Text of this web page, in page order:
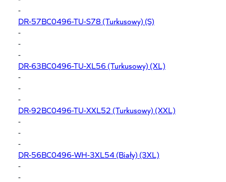
-
DR-57BC0496-TU-S78(Turkusowy) (S)
-
-
-
DR-63BC0496-TU-XL56 (Turkusowy) (XL)
-
-
-
DR-92BC0496-TU-XXL52 (Turkusowy) (XXL)
-
-
-
DR-56BC0496-WH-3XL54(Biały) (3XL)
-
-